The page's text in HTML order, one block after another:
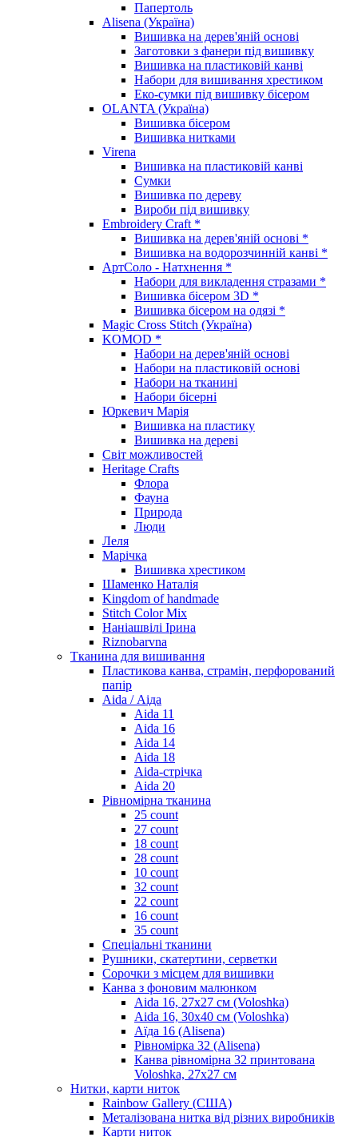
Папертоль
Alisena (Україна)
Вишивка на дерев'яній основі
Заготовки з фанери під вишивку
Вишивка на пластиковій канві
Набори для вишивання хрестиком
Еко-сумки під вишивку бісером
OLANTA (Україна)
Вишивка бісером
Вишивка нитками
Virena
Вишивка на пластиковій канві
Сумки
Вишивка по дереву
Вироби під вишивку
Embroidery Craft *
Вишивка на дерев'яній основі *
Вишивка на водорозчинній канві *
АртСоло - Натхнення *
Набори для викладення стразами *
Вишивка бісером 3D *
Вишивка бісером на одязі *
Magic Cross Stitch (Україна)
KOMOD *
Набори на дерев'яній основі
Набори на пластиковій основі
Набори на тканині
Набори бісерні
Юркевич Марія
Вишивка на пластику
Вишивка на дереві
Світ можливостей
Heritage Crafts
Флора
Фауна
Природа
Люди
Леля
Марічка
Вишивка хрестиком
Шаменко Наталія
Kingdom of handmade
Stitch Color Mix
Наніашвілі Ірина
Riznobarvna
Тканина для вишивання
Пластикова канва, страмін, перфорований
папір
Aida / Аіда
Aida 11
Aida 16
Aida 14
Aida 18
Aida-стрічка
Aida 20
Рівномірна тканина
25 count
27 count
18 count
28 count
10 count
32 count
22 count
16 count
35 count
Спеціальні тканини
Рушники, скатертини, серветки
Сорочки з місцем для вишивки
Канва з фоновим малюнком
Aida 16, 27х27 см (Voloshka)
Aida 16, 30х40 см (Voloshka)
Аїда 16 (Alisena)
Рівномірка 32 (Alisena)
Канва рівномірна 32 принтована
Voloshka, 27х27 см
Нитки, карти ниток
Rainbow Gallery (США)
Металізована нитка від різних виробників
Карти ниток